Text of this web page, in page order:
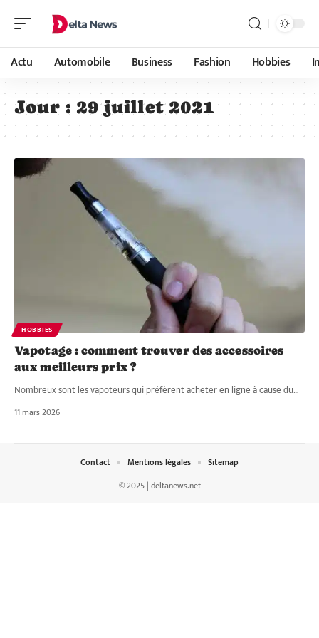
Actu Automobile Business Fashion Hobbies
Jour : 29 juillet 2021
HOBBIES
Vapotage : comment trouver des accessoires
aux meilleurs prix ?
Nombreux sont les vapoteurs qui préfèrent acheter en ligne à cause du…
11 mars 2026
© 2025 | deltanews.net
Contact Mentions légales Sitemap